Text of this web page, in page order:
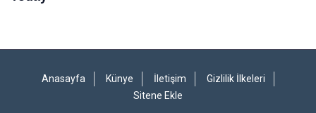
Anasayfa Künye İletişim
Gizlilik İlkeleri
Sitene Ekle